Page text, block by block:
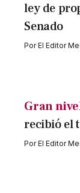
ley de
Senado
PorEl Editor
Gran
recibió el
PorEl Editor